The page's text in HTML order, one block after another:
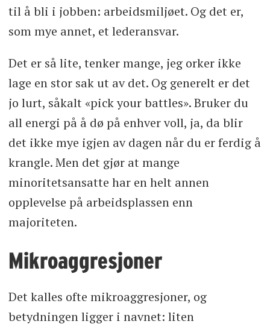
til å bli i jobben: arbeidsmiljøet. Og det er,
som mye annet, et lederansvar.
Det er så lite, tenker mange, jeg orker ikke
lage en stor sak ut av det. Og generelt er det
jo lurt, såkalt «pick your battles». Bruker du
all energi på å dø på enhver voll, ja, da blir
det ikke mye igjen av dagen når du er ferdig å
krangle. Men det gjør at mange
minoritetsansatte har en helt annen
opplevelse på arbeidsplassen enn
majoriteten.
Mikroaggresjoner
Det kalles ofte mikroaggresjoner, og
betydningen ligger i navnet: liten